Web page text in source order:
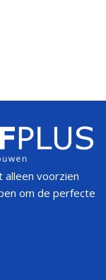
alleen voorzien
om de perfecte